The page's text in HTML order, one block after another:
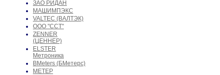
ЗАО РИДАН
МАШИМПЭКС
VALTEC (ВАЛТЭК)
ООО "ССТ"
ZENNER
(ЦЕННЕР)
ELSTER
Метроника
BMeters (БМетерс)
МЕТЕР